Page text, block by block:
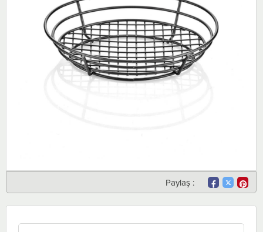
Paylaş :